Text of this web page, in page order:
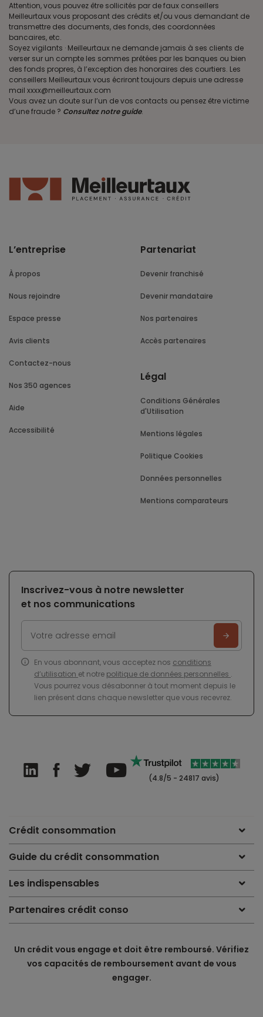
Attention, vous pouvez être sollicités par de faux conseillers
Meilleurtaux vous proposant des crédits et/ou vous demandant de
transmettre des documents, des fonds, des coordonnées
bancaires, etc.
Soyez vigilants · Meilleurtaux ne demande jamais à ses clients de
verser sur un compte les sommes prêtées par les banques ou bien
des fonds propres, à l’exception des honoraires des courtiers. Les
conseillers Meilleurtaux vous écriront toujours depuis une adresse
mail xxxx@meilleurtaux.com
Vous avez un doute sur l’un de vos contacts ou pensez être victime
d’une fraude ? Consultez notre guide.
L’entreprise
À propos
Nous rejoindre
Espace presse
Avis clients
Contactez-nous
Nos 350 agences
Aide
Accessibilité
Partenariat
Devenir franchisé
Devenir mandataire
Nos partenaires
Accès partenaires
Légal
Conditions Générales
d'Utilisation
Mentions légales
Politique Cookies
Données personnelles
Mentions comparateurs
Inscrivez-vous à notre newsletter
et nos communications
En vous abonnant, vous acceptez nos conditions
d’utilisation et notre politique de données personnelles .
Vous pourrez vous désabonner à tout moment depuis le
lien présent dans chaque newsletter que vous recevrez.
(4.8/5 - 24817 avis)
Crédit consommation
Guide du crédit consommation
Les indispensables
Partenaires crédit conso
Un crédit vous engage et doit être remboursé. Vérifiez
vos capacités de remboursement avant de vous
engager.